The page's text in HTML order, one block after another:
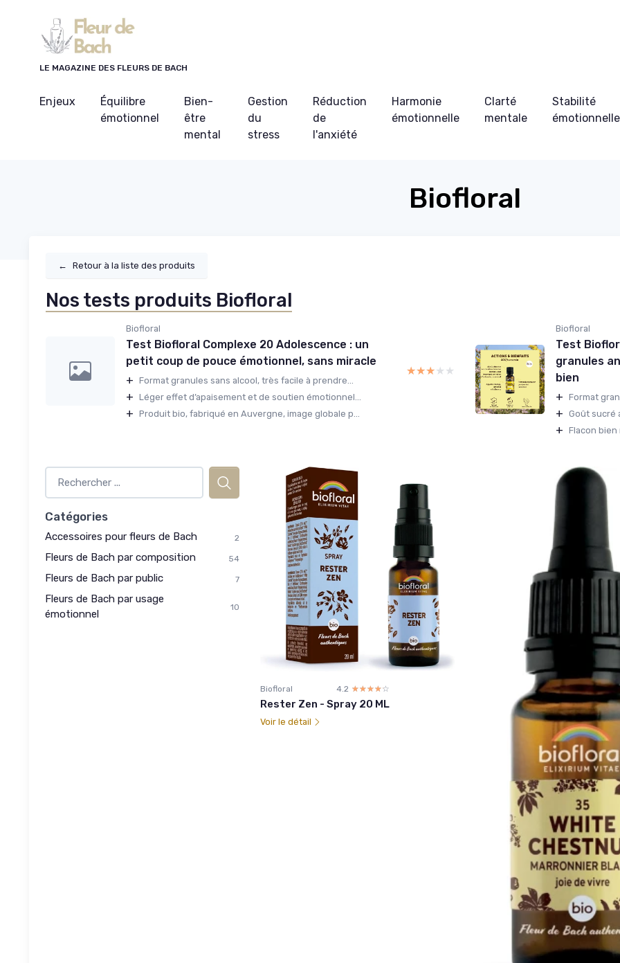
LE MAGAZINE DES FLEURS DE BACH
Enjeux
Équilibre
émotionnel
Bien-
être
mental
Gestion
du
stress
Réduction
de
l'anxiété
Harmonie
émotionnelle
Clarté
mentale
Stabilité
émotionnelle
Biofloral
← Retour à la liste des produits
Nos tests produits Biofloral
Biofloral
Test Biofloral Complexe 20 Adolescence : un
petit coup de pouce émotionnel, sans miracle
+ Format granules sans alcool, très facile à prendre...
+ Léger effet d’apaisement et de soutien émotionnel...
+ Produit bio, fabriqué en Auvergne, image globale p...
★★★★★
★★★★★
Biofloral
Test
granules
bien
+ Format
+ Goût sucré
+ Flacon bien
Catégories
Accessoires pour fleurs de Bach 2
Fleurs de Bach par composition 54
Fleurs de Bach par public 7
Fleurs de Bach par usage
émotionnel
10
Biofloral 4.2 ☆☆☆☆☆
★★★★★
Rester Zen - Spray 20 ML
Voir le détail